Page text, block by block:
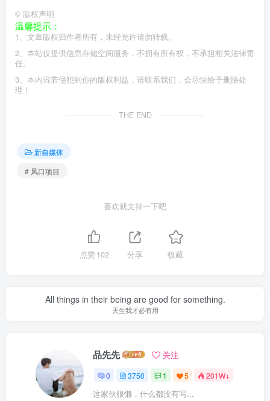
© 版权声明
温馨提示：
1、文章版权归作者所有，未经允许请勿转载。
2、本站仅提供信息存储空间服务，不拥有所有权，不承担相关法律责
任。
3、本内容若侵犯到你的版权利益，请联系我们，会尽快给予删除处
理！
THE END
新自媒体
# 风口项目
喜欢就支持一下吧
点赞102 分享 收藏
All things in their being are good for something.
天生我才必有用
品先先 关注
0 3750 1 5 201W+
这家伙很懒，什么都没有写...